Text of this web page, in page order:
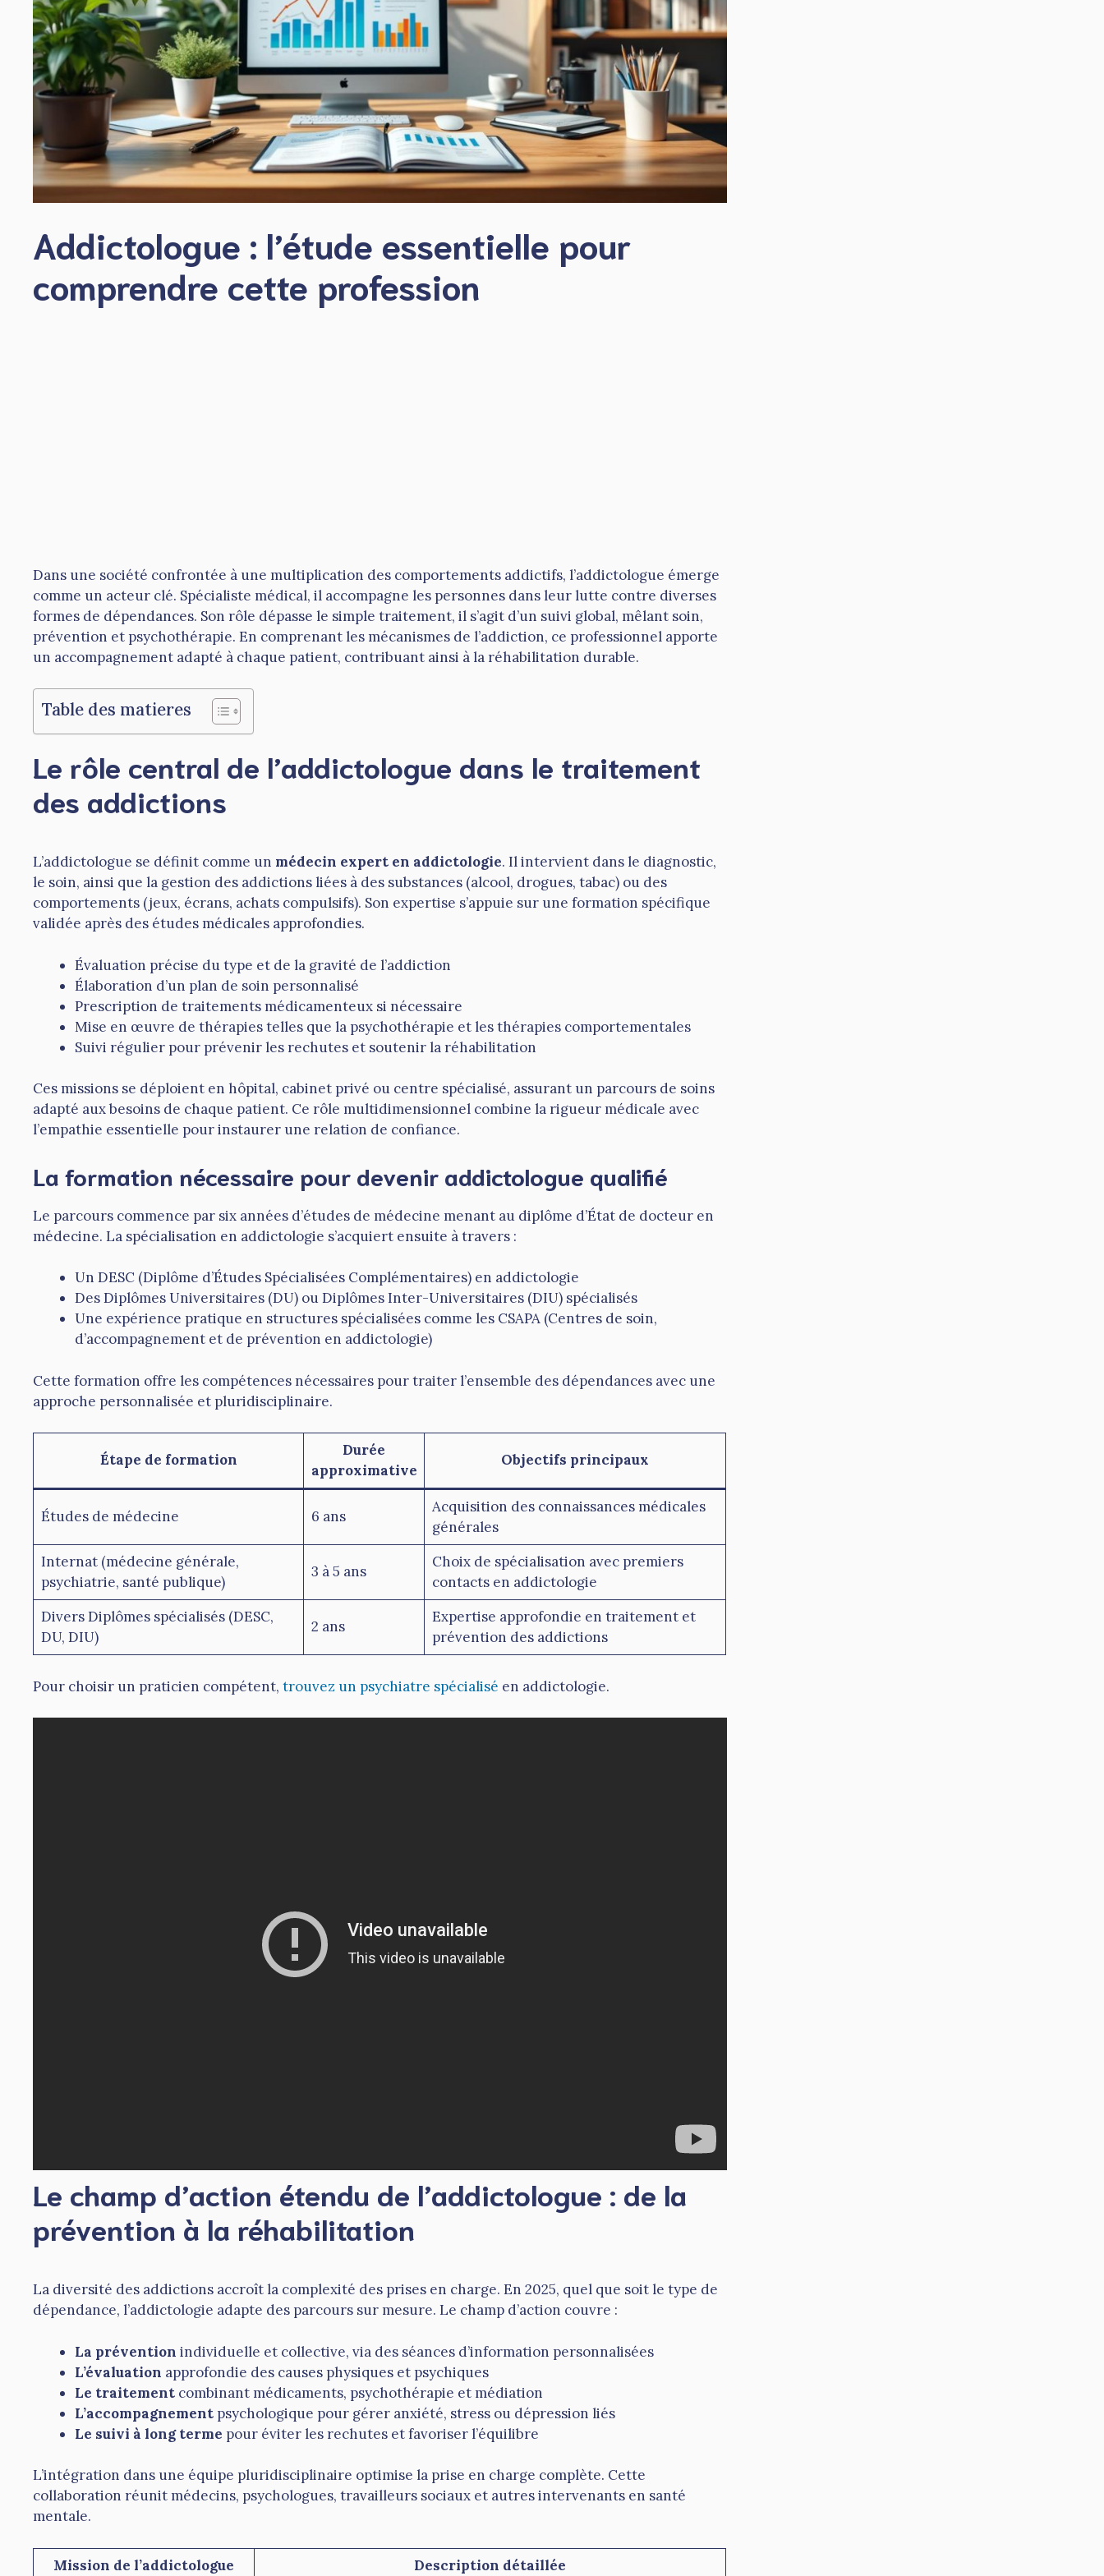
Addictologue : l’étude essentielle pour
comprendre cette profession
Dans une société confrontée à une multiplication des comportements addictifs, l’addictologue émerge
comme un acteur clé. Spécialiste médical, il accompagne les personnes dans leur lutte contre diverses
formes de dépendances. Son rôle dépasse le simple traitement, il s’agit d’un suivi global, mêlant soin,
prévention et psychothérapie. En comprenant les mécanismes de l’addiction, ce professionnel apporte
un accompagnement adapté à chaque patient, contribuant ainsi à la réhabilitation durable.
Table des matieres
Le rôle central de l’addictologue dans le traitement
des addictions
L’addictologue se définit comme un médecin expert en addictologie. Il intervient dans le diagnostic,
le soin, ainsi que la gestion des addictions liées à des substances (alcool, drogues, tabac) ou des
comportements (jeux, écrans, achats compulsifs). Son expertise s’appuie sur une formation spécifique
validée après des études médicales approfondies.
Évaluation précise du type et de la gravité de l’addiction
Élaboration d’un plan de soin personnalisé
Prescription de traitements médicamenteux si nécessaire
Mise en œuvre de thérapies telles que la psychothérapie et les thérapies comportementales
Suivi régulier pour prévenir les rechutes et soutenir la réhabilitation
Ces missions se déploient en hôpital, cabinet privé ou centre spécialisé, assurant un parcours de soins
adapté aux besoins de chaque patient. Ce rôle multidimensionnel combine la rigueur médicale avec
l’empathie essentielle pour instaurer une relation de confiance.
La formation nécessaire pour devenir addictologue qualifié
Le parcours commence par six années d’études de médecine menant au diplôme d’État de docteur en
médecine. La spécialisation en addictologie s’acquiert ensuite à travers :
Un DESC (Diplôme d’Études Spécialisées Complémentaires) en addictologie
Des Diplômes Universitaires (DU) ou Diplômes Inter-Universitaires (DIU) spécialisés
Une expérience pratique en structures spécialisées comme les CSAPA (Centres de soin,
d’accompagnement et de prévention en addictologie)
Cette formation offre les compétences nécessaires pour traiter l’ensemble des dépendances avec une
approche personnalisée et pluridisciplinaire.
Étape de formation
Durée
approximative
Objectifs principaux
Études de médecine 6 ans
Acquisition des connaissances médicales
générales
Internat (médecine générale,
psychiatrie, santé publique)
3 à 5 ans
Choix de spécialisation avec premiers
contacts en addictologie
Divers Diplômes spécialisés (DESC,
DU, DIU)
2 ans
Expertise approfondie en traitement et
prévention des addictions
Pour choisir un praticien compétent, trouvez un psychiatre spécialisé en addictologie.
Le champ d’action étendu de l’addictologue : de la
prévention à la réhabilitation
La diversité des addictions accroît la complexité des prises en charge. En 2025, quel que soit le type de
dépendance, l’addictologie adapte des parcours sur mesure. Le champ d’action couvre :
La prévention individuelle et collective, via des séances d’information personnalisées
L’évaluation approfondie des causes physiques et psychiques
Le traitement combinant médicaments, psychothérapie et médiation
L’accompagnement psychologique pour gérer anxiété, stress ou dépression liés
Le suivi à long terme pour éviter les rechutes et favoriser l’équilibre
L’intégration dans une équipe pluridisciplinaire optimise la prise en charge complète. Cette
collaboration réunit médecins, psychologues, travailleurs sociaux et autres intervenants en santé
mentale.
Mission de l’addictologue Description détaillée